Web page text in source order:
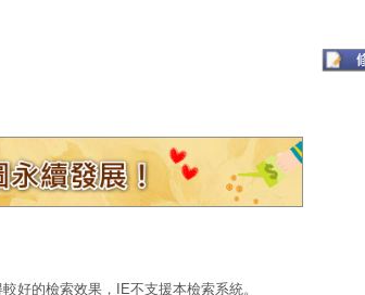
好的檢索效果，IE不支援本檢索系統。